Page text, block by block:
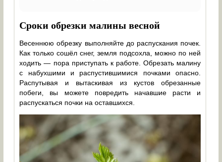
Сроки обрезки малины весной
Весеннюю обрезку выполняйте до распускания почек.
Как только сошёл снег, земля подсохла, можно по ней
ходить — пора приступать к работе. Обрезать малину
с набухшими и распустившимися почками опасно.
Распутывая и вытаскивая из кустов обрезанные
побеги, вы можете повредить начавшие расти и
распускаться почки на оставшихся.